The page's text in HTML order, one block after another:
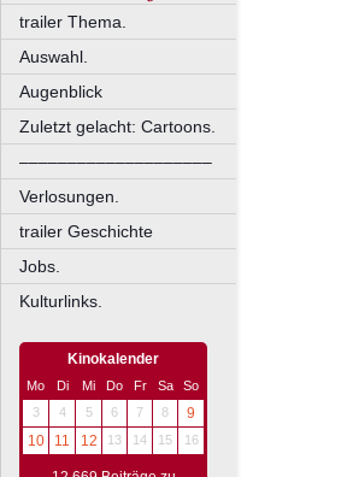
trailer Thema.
Auswahl.
Augenblick
Zuletzt gelacht: Cartoons.
––––––––––––––––––––
Verlosungen.
trailer Geschichte
Jobs.
Kulturlinks.
Kinokalender
Mo Di Mi Do Fr Sa
So
3
4 5 6 7 8
9
10
11 12 13 14 15 16